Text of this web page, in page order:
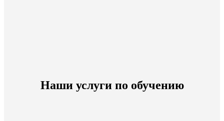
Наши услуги по обучению